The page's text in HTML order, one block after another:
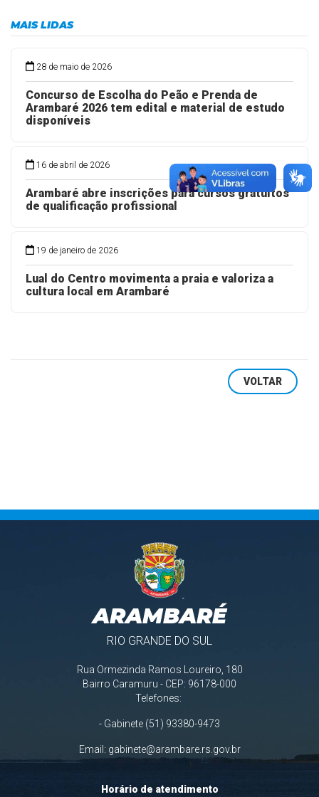
MAIS LIDAS
28 de maio de 2026
Concurso de Escolha do Peão e Prenda de
Arambaré 2026 tem edital e material de estudo
disponíveis
16 de abril de 2026
Arambaré abre inscrições para cursos gratuitos
de qualificação profissional
19 de janeiro de 2026
Lual do Centro movimenta a praia e valoriza a
cultura local em Arambaré
VOLTAR
ARAMBARÉ
RIO GRANDE DO SUL
Rua Ormezinda Ramos Loureiro, 180
Bairro Caramuru - CEP: 96178-000
Telefones:
- Gabinete (51) 93380-9473
Email: gabinete@arambare.rs.gov.br
Horário de atendimento